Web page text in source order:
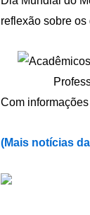
reflexão sobre
Com
(Mais notícias